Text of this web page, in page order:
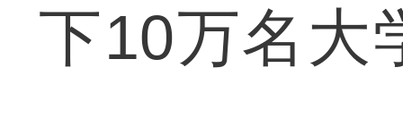
下10万名大